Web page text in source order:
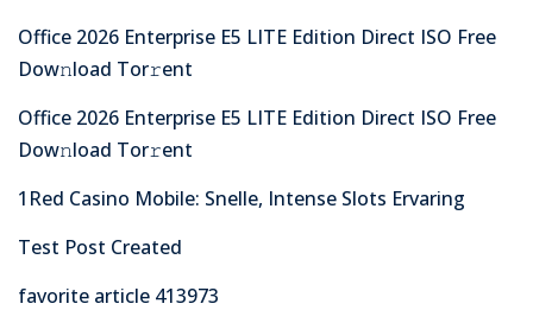
Office 2026 Enterprise E5 LITE Edition Direct ISO Frее
Dow𝚗load Tоr𝚛ent
Office 2026 Enterprise E5 LITE Edition Direct ISO Frее
Dow𝚗load Tоr𝚛ent
1Red Casino Mobile: Snelle, Intense Slots Ervaring
Test Post Created
favorite article 413973